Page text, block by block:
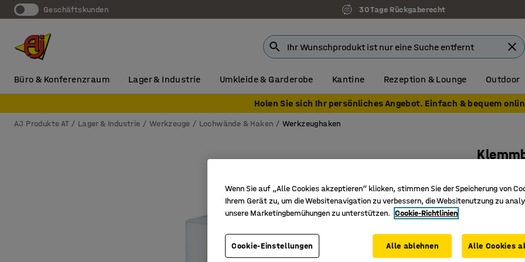
Geschäftskunden 30 Tage Rückgaberecht
Büro & Konferenzraum Lager & Industrie Umkleide & Garderobe Kantine Rezeption & Lounge Outdoor
Holen Sie sich Ihr persönliches Angebot. Einfach & bequem
AJ Produkte AT Lager & Industrie Werkzeuge Lochwände & Haken Werkzeughaken
Art. Nr.:
Leicht
Für
Wenn Sie auf „Alle Cookies akzeptieren“ klicken, stimmen Sie der Speicherung von
Ihrem Gerät zu, um die Websitenavigation zu verbessern, die Websitenutzung zu
unsere Marketingbemühungen zu unterstützen. Cookie-Richtlinien
Cookie-Einstellungen Alle ablehnen Alle Cookies